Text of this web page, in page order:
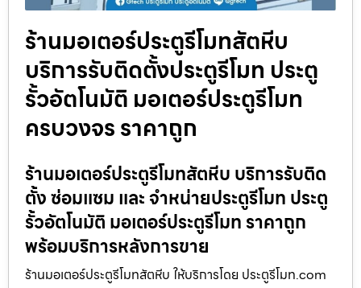
ร้านมอเตอร์ประตูรีโมทสัตหีบ
บริการรับติดตั้งประตูรีโมท ประตู
รั้วอัตโนมัติ มอเตอร์ประตูรีโมท
ครบวงจร ราคาถูก
ร้านมอเตอร์ประตูรีโมทสัตหีบ บริการรับติด
ตั้ง ซ่อมแซม และ จำหน่ายประตูรีโมท ประตู
รั้วอัตโนมัติ มอเตอร์ประตูรีโมท ราคาถูก
พร้อมบริการหลังการขาย
ร้านมอเตอร์ประตูรีโมทสัตหีบ ให้บริการโดย ประตูรีโมท.com